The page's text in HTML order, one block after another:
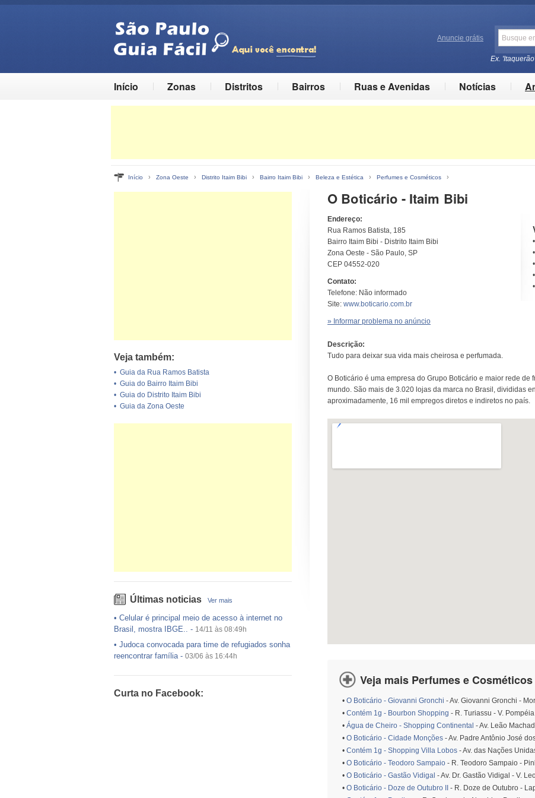
Anuncie grátis
Ex.
Início Zonas Distritos Bairros Ruas e Avenidas Notícias
Início › Zona Oeste › Distrito Itaim Bibi › Bairro Itaim Bibi › Beleza e Estética › Perfumes e Cosméticos ›
Veja também:
• Guia da Rua Ramos Batista
• Guia do Bairro Itaim Bibi
• Guia do Distrito Itaim Bibi
• Guia da Zona Oeste
Últimas noticias Ver mais
• Celular é principal meio de acesso à internet no
Brasil, mostra IBGE.. - 14/11 às 08:49h
• Judoca convocada para time de refugiados sonha
reencontrar família- 03/06 às 16:44h
•Exército egípcio diz que encontrou destroços de
Curta no Facebook:
O Boticário - Itaim Bibi
Endereço:
Rua Ramos Batista, 185
Bairro Itaim Bibi - Distrito Itaim Bibi
Zona Oeste - São Paulo, SP
CEP 04552-020
Contato:
Telefone: Não informado
Site: www.boticario.com.br
» Informar problema no anúncio
•
•
•
•
•
Descrição:
Tudo para deixar sua vida mais cheirosa e perfumada.
O Boticário é uma empresa do Grupo Boticário e maior rede de
mundo. São mais de 3.020 lojas da marca no Brasil, divididas
aproximadamente, 16 mil empregos diretos e indiretos no país.
Veja mais Perfumes e
• O Boticário - Giovanni Gronchi - Av. Giovanni Gronchi -
• Contém 1g - Bourbon Shopping - R. Turiassu - V. Pompéia
• Água de Cheiro - Shopping Continental - Av. Leão
• O Boticário - Cidade Monções - Av. Padre Antônio José
• Contém 1g - Shopping Villa Lobos - Av. das Nações
• O Boticário - Teodoro Sampaio - R. Teodoro Sampaio -
• O Boticário - Gastão Vidigal - Av. Dr. Gastão Vidigal - V.
• O Boticário - Doze de Outubro II
- R. Doze de Outubro -